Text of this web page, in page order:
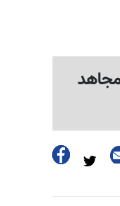
مجاهد